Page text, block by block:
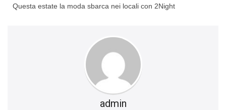
Questa estate la moda sbarca nei locali con 2Night
admin